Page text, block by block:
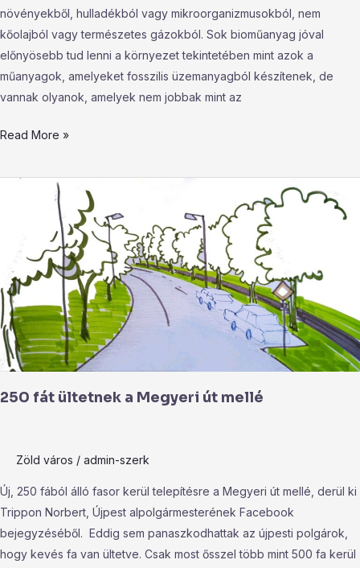
növényekből, hulladékból vagy mikroorganizmusokból, nem
kőolajból vagy természetes gázokból. Sok bioműanyag jóval
előnyösebb tud lenni a környezet tekintetében mint azok a
műanyagok, amelyeket fosszilis üzemanyagból készítenek, de
vannak olyanok, amelyek nem jobbak mint az
Read More »
250 fát ültetnek a Megyeri út mellé
Zöld város / admin-szerk
Új, 250 fából álló fasor kerül telepítésre a Megyeri út mellé, derül ki
Trippon Norbert, Újpest alpolgármesterének Facebook
bejegyzéséből. Eddig sem panaszkodhattak az újpesti polgárok,
hogy kevés fa van ültetve. Csak most ősszel több mint 500 fa kerül
Megyeri
út
mellé